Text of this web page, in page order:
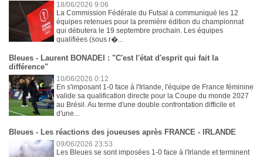
18/06/2026 9:06
La Commission Fédérale du Futsal a communiqué les 12
équipes retenues pour la première édition du championnat
qui débutera le 19 septembre prochain. Les équipes
qualifiées (sous r�...
Bleues - Laurent BONADEI : "C'est l'état d'esprit qui fait la
différence"
10/06/2026 0:12
En s'imposant 1-0 face à l'Irlande, l'équipe de France féminine
valide sa qualification directe pour la Coupe du monde 2027
au Brésil. Au terme d'une double confrontation difficile et
d'une...
Bleues - Les réactions des joueuses après FRANCE - IRLANDE
09/06/2026 23:53
Les Bleues se sont imposées 1-0 face à l'Irlande et terminent